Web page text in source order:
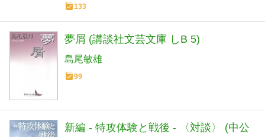
133
夢屑 (講談社文芸文庫 しB 5)
島尾敏雄
99
新編 - 特攻体験と戦後 - 〈対談〉 (中公